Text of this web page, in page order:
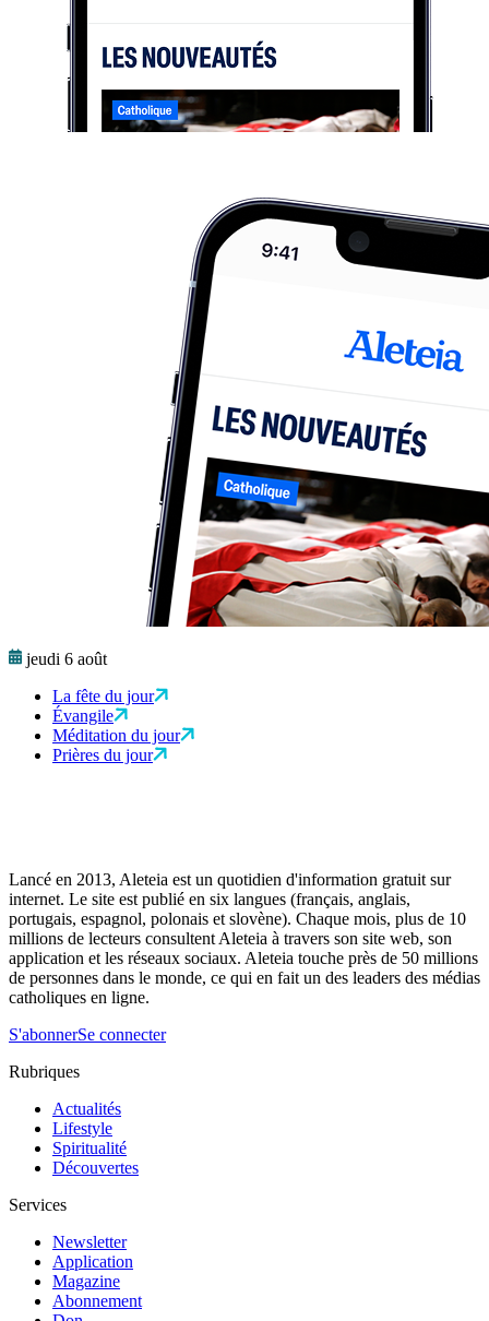
jeudi 6 août
La fête du jour
Évangile
Méditation du jour
Prières du jour
Lancé en 2013, Aleteia est un quotidien d'information gratuit sur
internet. Le site est publié en six langues (français, anglais,
portugais, espagnol, polonais et slovène). Chaque mois, plus de 10
millions de lecteurs consultent Aleteia à travers son site web, son
application et les réseaux sociaux. Aleteia touche près de 50 millions
de personnes dans le monde, ce qui en fait un des leaders des médias
catholiques en ligne.
S'abonnerSe connecter
Rubriques
Actualités
Lifestyle
Spiritualité
Découvertes
Services
Newsletter
Application
Magazine
Abonnement